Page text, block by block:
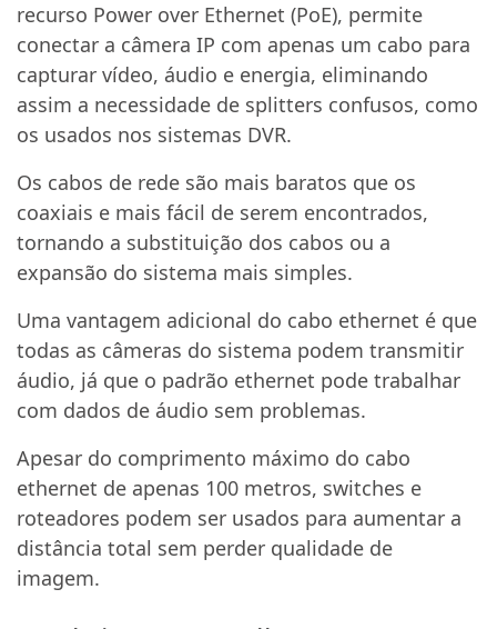
recurso Power over Ethernet (PoE), permite
conectar a câmera IP com apenas um cabo para
capturar vídeo, áudio e energia, eliminando
assim a necessidade de splitters confusos, como
os usados nos sistemas DVR.
Os cabos de rede são mais baratos que os
coaxiais e mais fácil de serem encontrados,
tornando a substituição dos cabos ou a
expansão do sistema mais simples.
Uma vantagem adicional do cabo ethernet é que
todas as câmeras do sistema podem transmitir
áudio, já que o padrão ethernet pode trabalhar
com dados de áudio sem problemas.
Apesar do comprimento máximo do cabo
ethernet de apenas 100 metros, switches e
roteadores podem ser usados para aumentar a
distância total sem perder qualidade de
imagem.